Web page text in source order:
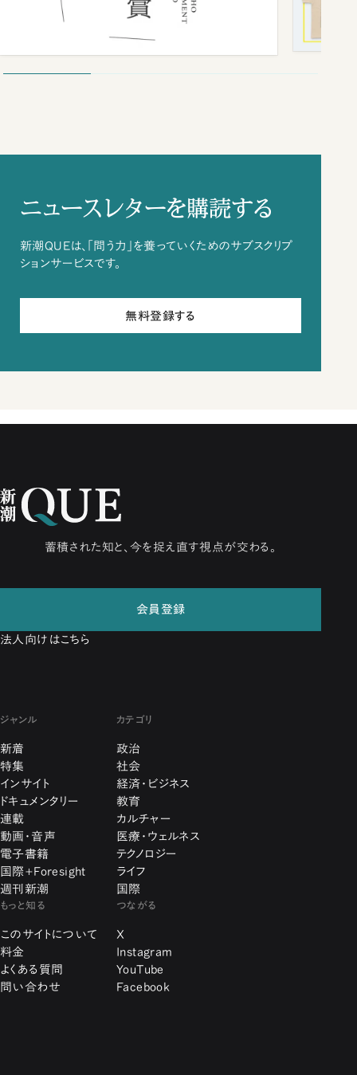
ニュースレターを購読する
新潮QUEは、「問う力」を養っていくためのサブスクリプ
ションサービスです。
無料登録する
蓄積された知と、今を捉え直す視点が交わる。
会員登録
法人向けはこちら
ジャンル
新着
特集
インサイト
ドキュメンタリー
連載
動画・音声
電子書籍
国際+Foresight
週刊新潮
カテゴリ
政治
社会
経済・ビジネス
教育
カルチャー
医療・ウェルネス
テクノロジー
ライフ
国際
もっと知る
このサイトについて
料金
よくある質問
問い合わせ
つながる
X
Instagram
YouTube
Facebook